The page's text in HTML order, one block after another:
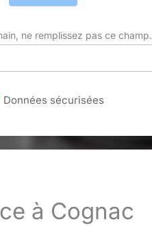
ne remplissez pas ce champ.
Données sécurisées
à Cognac